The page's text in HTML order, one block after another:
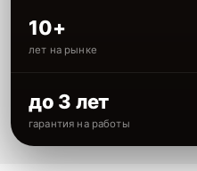
10+
лет на рынке
до 3 лет
гарантия на работы